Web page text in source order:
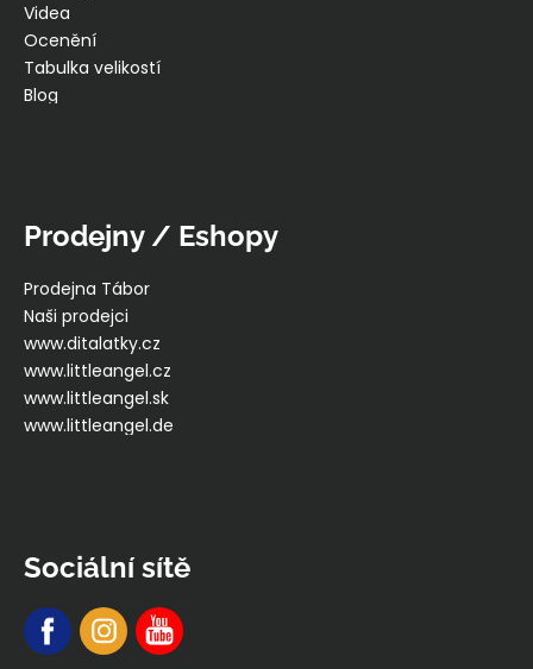
Videa
Ocenění
Tabulka velikostí
Blog
Prodejny / Eshopy
Prodejna Tábor
Naši prodejci
www.ditalatky.cz
www.littleangel.cz
www.littleangel.sk
www.littleangel.de
Sociální sítě